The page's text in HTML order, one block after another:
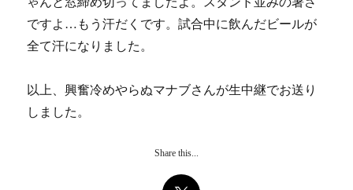
ですよ…もう汗だくです。試合中に飲んだビールが
全て汗になりました。
以上、興奮冷めやらぬマナブさんが生中継でお送り
しました。
Share this...